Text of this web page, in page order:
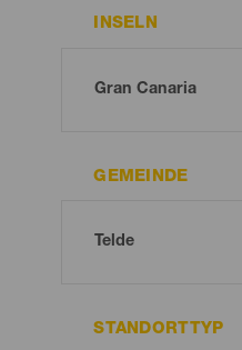
INSELN
GEMEINDE
STANDORTTYP